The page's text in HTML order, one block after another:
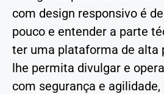
com design responsivo é
pouco e entender a parte
ter uma plataforma de alta
lhe permita divulgar e
com segurança e